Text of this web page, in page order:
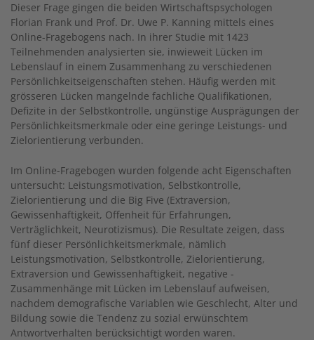
Dieser Frage gingen die beiden Wirtschaftspsychologen
Florian Frank und Prof. Dr. Uwe P. Kanning mittels eines
Online-Fragebogens nach. In ihrer Studie mit 1423
Teilnehmenden analysierten sie, inwieweit Lücken im
Lebenslauf in einem Zusammenhang zu verschiedenen
Persönlichkeits­eigenschaften stehen. Häufig werden mit
grösseren Lücken mangelnde fachliche Qualifikationen,
Defizite in der Selbstkontrolle, ungünstige Ausprägungen der
Persönlichkeitsmerkmale oder eine geringe Leistungs- und
Zielorientierung verbunden.
Im Online-Fragebogen wurden folgende acht Eigenschaften
untersucht: Leistungsmotivation, Selbstkontrolle,
Zielorientierung und die Big Five (Extraversion,
Gewissenhaftigkeit, Offenheit für Erfahrungen,
Verträglichkeit, Neurotizismus). Die Resultate zeigen, dass
fünf dieser Persönlichkeitsmerkmale, nämlich
Leistungsmotivation, Selbstkontrolle, Zielorientierung,
Extraversion und Gewissenhaftigkeit, negative ­
Zusammenhänge mit Lücken im Lebenslauf aufweisen,
nachdem demografische Variablen wie Geschlecht, Alter und
Bildung sowie die Tendenz zu sozial erwünschtem
Antwortverhalten berücksichtigt worden waren.